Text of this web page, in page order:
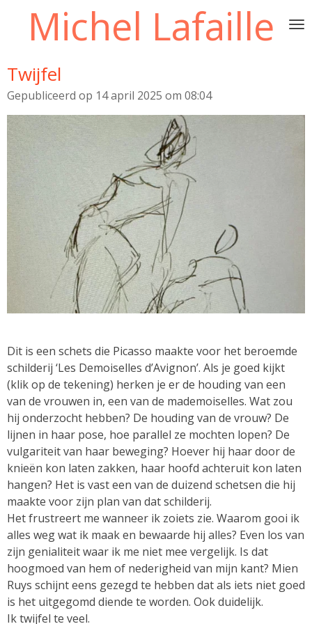
hoofdinhoud
Michel Lafaille
Twijfel
Gepubliceerd op 14 april 2025 om 08:04
Dit is een schets die Picasso maakte voor het beroemde
schilderij ‘Les Demoiselles d’Avignon’. Als je goed kijkt
(klik op de tekening) herken je er de houding van een
van de vrouwen in, een van de mademoiselles. Wat zou
hij onderzocht hebben? De houding van de vrouw? De
lijnen in haar pose, hoe parallel ze mochten lopen? De
vulgariteit van haar beweging? Hoever hij haar door de
knieën kon laten zakken, haar hoofd achteruit kon laten
hangen? Het is vast een van de duizend schetsen die hij
maakte voor zijn plan van dat schilderij.
Het frustreert me wanneer ik zoiets zie. Waarom gooi ik
alles weg wat ik maak en bewaarde hij alles? Even los van
zijn genialiteit waar ik me niet mee vergelijk. Is dat
hoogmoed van hem of nederigheid van mijn kant? Mien
Ruys schijnt eens gezegd te hebben dat als iets niet goed
is het uitgegomd diende te worden. Ook duidelijk.
Ik twijfel te veel.